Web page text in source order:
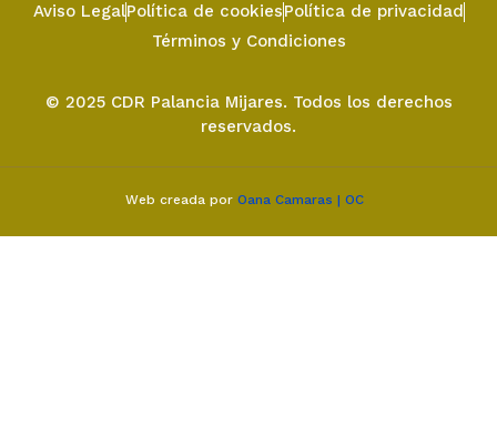
© 2025 CDR Palancia Mijares. Todos los derechos
reservados.
Aviso LegalPolítica de cookiesPolítica de privacidad
Términos y Condiciones
Web creada por Oana Camaras | OC